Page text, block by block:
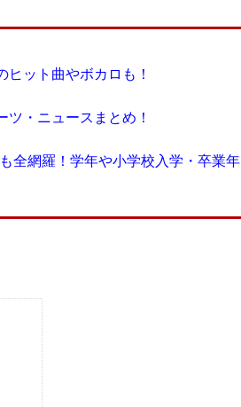
ヒット曲やボカロも！
・ニュースまとめ！
全網羅！学年や小学校入学・卒業年